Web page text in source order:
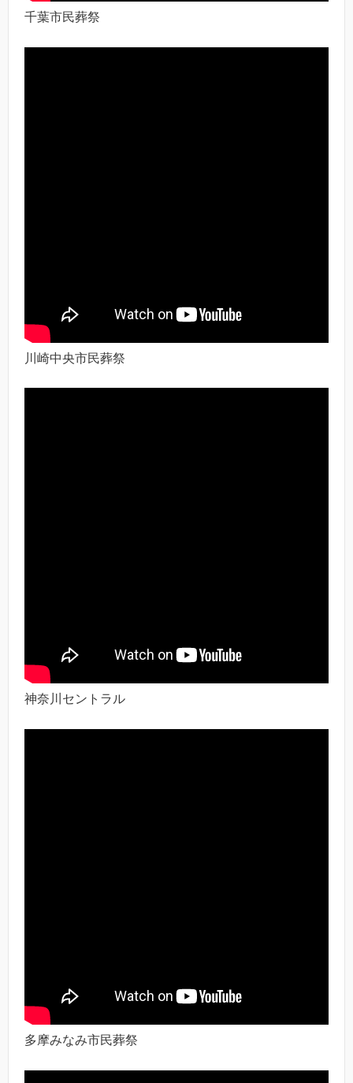
千葉市民葬祭
川崎中央市民葬祭
神奈川セントラル
多摩みなみ市民葬祭